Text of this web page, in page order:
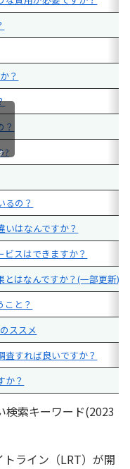
？
？
?
るの？
はなんですか？
スはできますか？
はなんですか？(一部更新)
こと？
ススメ
すれば良いですか？
か？
索キーワード(2023
ライン（LRT）が開